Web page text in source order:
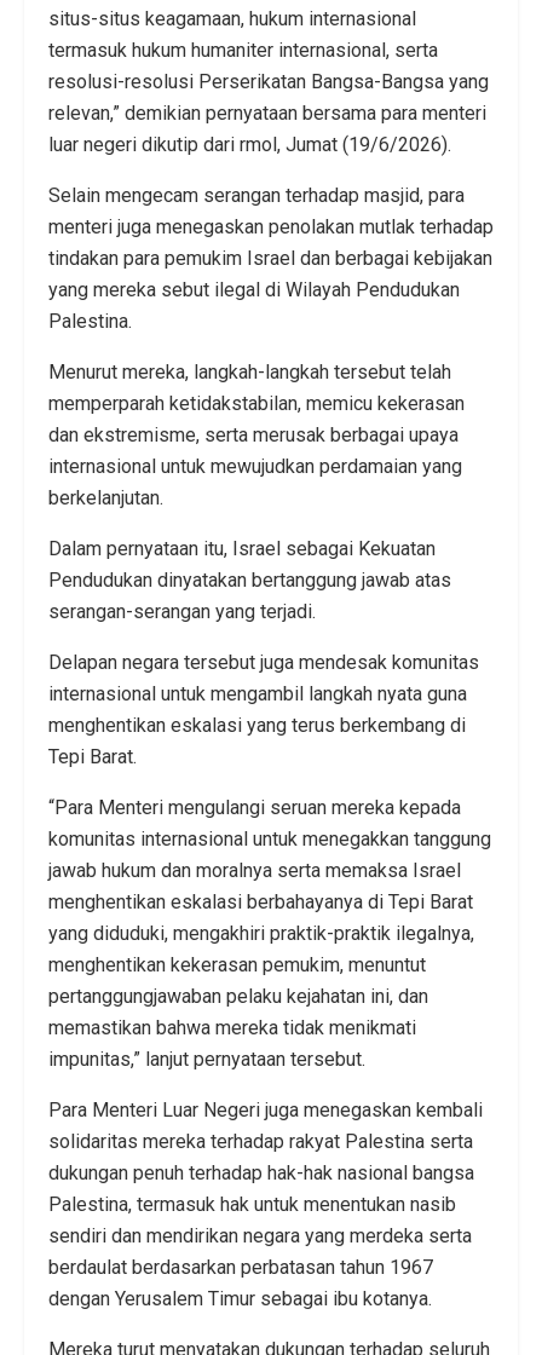
situs-situs keagamaan, hukum internasional
termasuk hukum humaniter internasional, serta
resolusi-resolusi Perserikatan Bangsa-Bangsa yang
relevan,” demikian pernyataan bersama para menteri
luar negeri dikutip dari rmol, Jumat (19/6/2026).
Selain mengecam serangan terhadap masjid, para
menteri juga menegaskan penolakan mutlak terhadap
tindakan para pemukim Israel dan berbagai kebijakan
yang mereka sebut ilegal di Wilayah Pendudukan
Palestina.
Menurut mereka, langkah-langkah tersebut telah
memperparah ketidakstabilan, memicu kekerasan
dan ekstremisme, serta merusak berbagai upaya
internasional untuk mewujudkan perdamaian yang
berkelanjutan.
Dalam pernyataan itu, Israel sebagai Kekuatan
Pendudukan dinyatakan bertanggung jawab atas
serangan-serangan yang terjadi.
Delapan negara tersebut juga mendesak komunitas
internasional untuk mengambil langkah nyata guna
menghentikan eskalasi yang terus berkembang di
Tepi Barat.
“Para Menteri mengulangi seruan mereka kepada
komunitas internasional untuk menegakkan tanggung
jawab hukum dan moralnya serta memaksa Israel
menghentikan eskalasi berbahayanya di Tepi Barat
yang diduduki, mengakhiri praktik-praktik ilegalnya,
menghentikan kekerasan pemukim, menuntut
pertanggungjawaban pelaku kejahatan ini, dan
memastikan bahwa mereka tidak menikmati
impunitas,” lanjut pernyataan tersebut.
Para Menteri Luar Negeri juga menegaskan kembali
solidaritas mereka terhadap rakyat Palestina serta
dukungan penuh terhadap hak-hak nasional bangsa
Palestina, termasuk hak untuk menentukan nasib
sendiri dan mendirikan negara yang merdeka serta
berdaulat berdasarkan perbatasan tahun 1967
dengan Yerusalem Timur sebagai ibu kotanya.
Mereka turut menyatakan dukungan terhadap seluruh